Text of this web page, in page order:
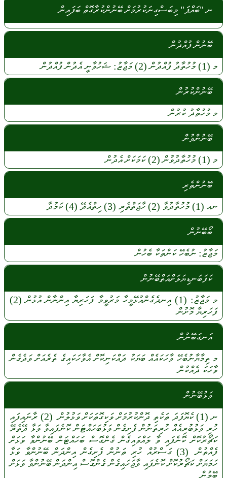
ނ "ބައްޕަ" މިބަސްގިނަކުރުމަށް ބޭނުންކުރާގޮތް ބަފައިން
ބޭނުން ފުއްދުން
މ (1) މުހުތާދު ފުއްދުން(2) މަޖާޒު: ޝަހުވާނީއެދުންފުއްދުން
ބޭނުންކުރުން
މ މުހުތާދު ކުރުން
ބޭނުންވުން
މ (1) މުހުތާދުވުން(2) ކަމަކަށްއެދުން
ބޭނުންތެރި
ނއ (1) މުހުތާދުވާ (2) ހާޖަތްތެރި (3) ހިތްއެދޭ (4) ކަމުދާ
ބޯބޭނުން
މަޖާޒު: ނުބެހޭކަންތަކާ ބެހުން
ކަފަބަނޑިޔަލަށްއަތްބޭނުން
މމަޖާޒު: (1) އިނދެގެންއުޅޭމީހާމަރުވީމާފަހަރިޔާ އިންނާންއުޅުން (2)
ފަހަރިޔާމޮށުން
އަނގަބޭނުން
މތިމާޔާނުބެހޭވާހަކައެއްބަޔަކު ދައްކަނިކޮށްއެވާހަކައިގެ ތެރެއަށްވަދެގެން
ވާހަކަ ދެއްކުން
ވަޅުބޭނުން
ނ(1) ކެޔޮފަދަތަކެތި ދޮންކުރުމަށްވަކިގޮތަކަށްވަޅުލުން. (2)
ރާނައިފައި
ހުރިވަޅުބުރިއެއް ހުރިތަނުންފެށިގެންވަޅުބަހައްޓަންކޮނެފައިވާވަޅާ ދޭތެރޭ
ކަޗޯރުކޮށްކޮނެފައިވާލައްވައިގެންގެންގޮސް ބަހައްޓަންބޭނުންވާވަޅަށް
ފެއްތުން. (3) ގަސްރުއް ހުރިތަނުންފެށިގެން އިންދަންބޭނުންވާވަޅާ
ހަމަޔަށްކަޗޯރުކޮށްކޮނެފައިވާޖަހައިގެންގެންގޮސް އިންދަންބޭނުންވާވަޅަށް
ބޭލުން